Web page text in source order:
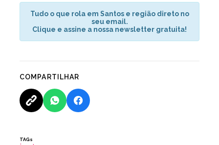
Tudo o que rola em Santos e região direto no
seu email.
Clique e assine a nossa newsletter gratuita!
COMPARTILHAR
TAGs